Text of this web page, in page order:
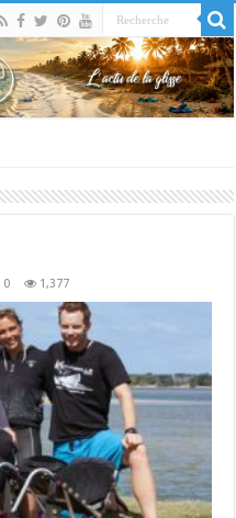
0 1,377